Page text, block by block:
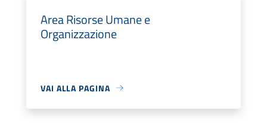
Area Risorse Umane e
Organizzazione
VAI ALLA PAGINA